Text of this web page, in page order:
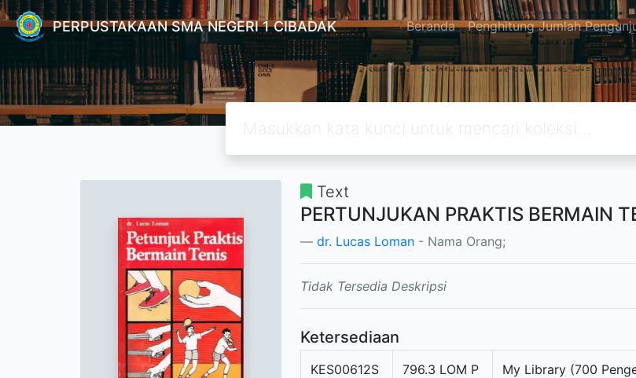
PERPUSTAKAAN SMA NEGERI 1 CIBADAK Beranda Penghitung Jumlah
Text
PERTUNJUKAN PRAKTIS BERMAIN
dr. Lucas Loman - Nama Orang;
Tidak Tersedia Deskripsi
Ketersediaan
KES00612S 796.3 LOM P My Library (700